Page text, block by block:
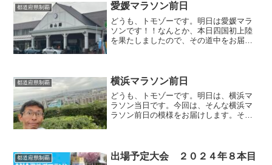
都道府県制覇 愛媛マラソン前日
どうも、トモゾーです。明日は愛媛マラ
ソンです！！なんとか、本日四国初上陸
を果たしましたので、その道中をお届け
昨年走った、山形・山梨・...
都道府県制覇 横浜マラソン前日
どうも、トモゾーです。明日は、横浜マ
ラソン当日です。今回は、そんな横浜マ
ラソン前日の模様をお届けします。そん
マラソン同様、今回も電車...
都道府県制覇 出場予定大会 ２０２４年８本目